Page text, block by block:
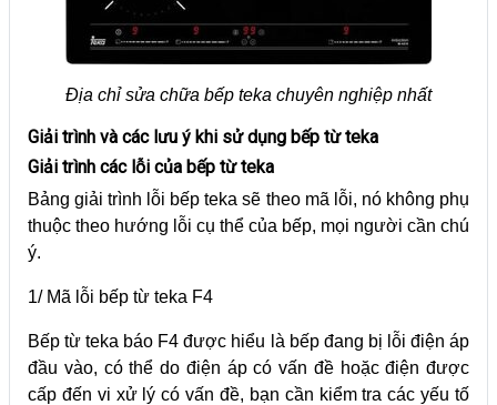
Địa chỉ sửa chữa bếp teka chuyên nghiệp nhất
Giải trình và các lưu ý khi sử dụng bếp từ teka
Giải trình các lỗi của bếp từ teka
Bảng giải trình lỗi bếp teka sẽ theo mã lỗi, nó không phụ
thuộc theo hướng lỗi cụ thể của bếp, mọi người cần chú
ý.
1/ Mã lỗi bếp từ teka F4
Bếp từ teka báo F4 được hiểu là bếp đang bị lỗi điện áp
đầu vào, có thể do điện áp có vấn đề hoặc điện được
cấp đến vi xử lý có vấn đề, bạn cần kiểm tra các yếu tố